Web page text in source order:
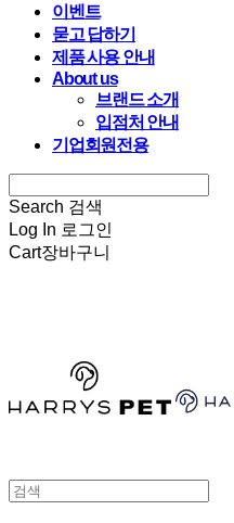
이벤트
묻고 답하기
제품 사용 안내
About us
브랜드 소개
입점처 안내
기업회원전용
Search 검색
Log In 로그인
Cart장바구니